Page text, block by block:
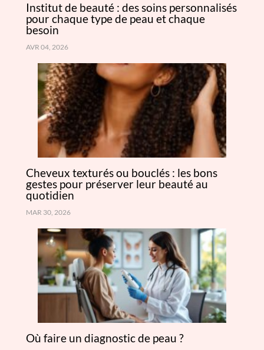
Institut de beauté : des soins personnalisés
pour chaque type de peau et chaque
besoin
AVR 04, 2026
Cheveux texturés ou bouclés : les bons
gestes pour préserver leur beauté au
quotidien
MAR 30, 2026
Où faire un diagnostic de peau ?